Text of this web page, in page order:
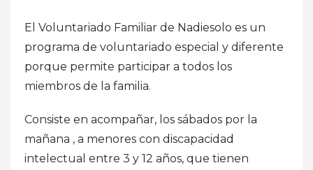
El Voluntariado Familiar de Nadiesolo es un
programa de voluntariado especial y diferente
porque permite participar a todos los
miembros de la familia.
Consiste en acompañar, los sábados por la
mañana , a menores con discapacidad
intelectual entre 3 y 12 años, que tienen